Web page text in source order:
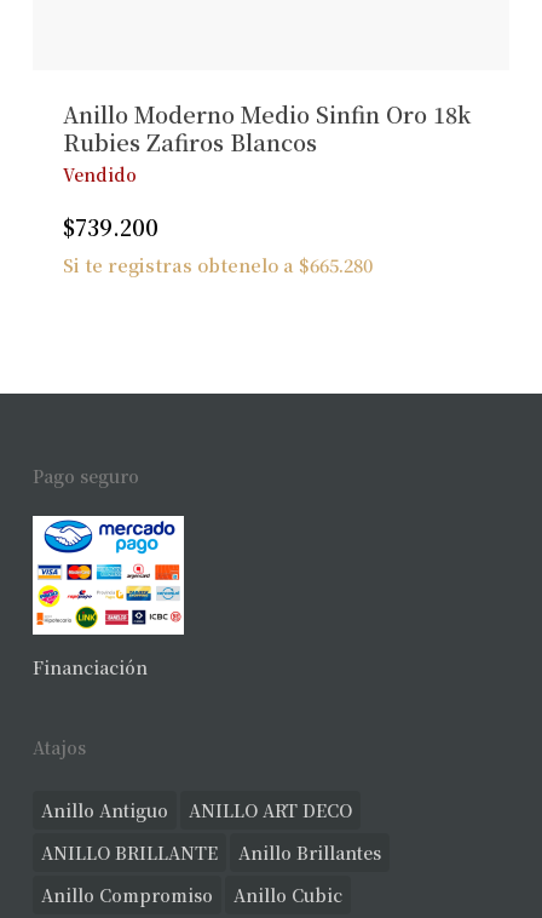
Anillo Moderno Medio Sinfin Oro 18k
Rubies Zafiros Blancos
Vendido
$739.200
Si te registras obtenelo a $665.280
Pago seguro
Financiación
Atajos
Anillo Antiguo
ANILLO ART DECO
ANILLO BRILLANTE
Anillo Brillantes
Anillo Compromiso
Anillo Cubic